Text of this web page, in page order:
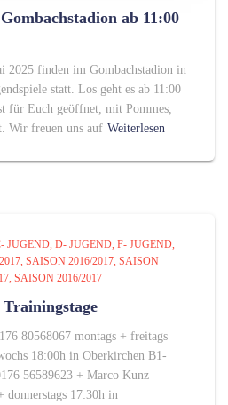
ab 11:00
2025 finden im Gombachstadion in
statt. Los geht es ab 11:00
für Euch geöffnet, mit Pommes,
Wir freuen uns auf Weiterlesen
JUGEND D- JUGEND F- JUGEND
SAISON 2016/2017 SAISON
SAISON 2016/2017
80568067 montags + freitags
18:00h in Oberkirchen B1-
56589623 + Marco Kunz
donnerstags 17:30h in